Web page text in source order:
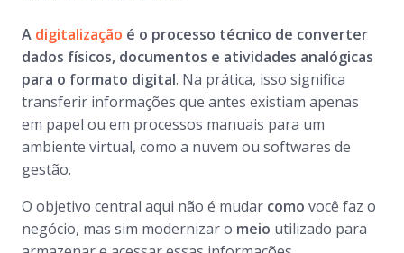
A digitalização é o processo técnico de converter
dados físicos, documentos e atividades analógicas
para o formato digital. Na prática, isso significa
transferir informações que antes existiam apenas
em papel ou em processos manuais para um
ambiente virtual, como a nuvem ou softwares de
gestão.
O objetivo central aqui não é mudar como você faz o
negócio, mas sim modernizar o meio utilizado para